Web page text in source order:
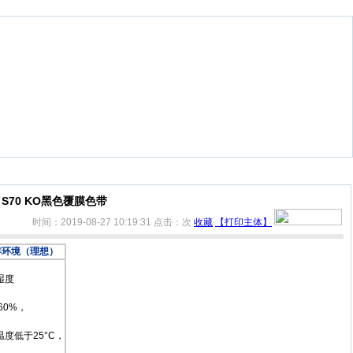
S70 KO黑色覆膜色带
时间：2019-08-27 10:19:31 点击： 次 收藏 【打印主体】
境（理想）
度
，
度低于25°C，